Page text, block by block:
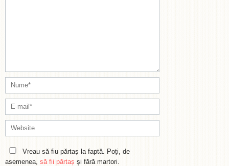
Vreau să fiu părtaș la faptă. Poți, de
asemenea, să fii părtaș și fără martori.